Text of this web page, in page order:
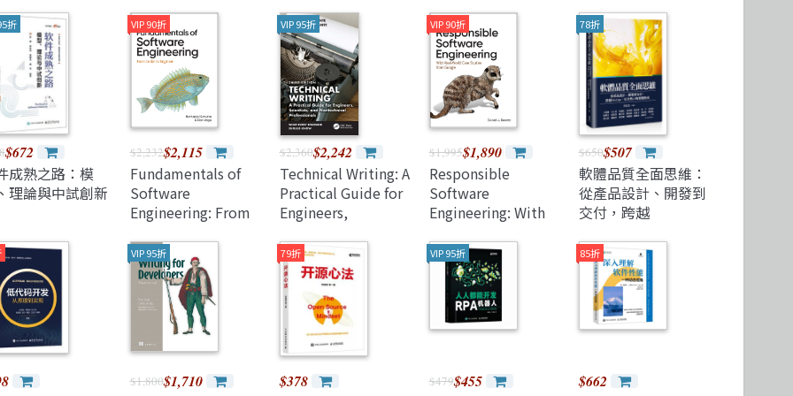
engine
Raspberry Pi Version Control
折
$672
成熟之路：模
理論與中試創新
VIP 90折
$2,232$2,115
Fundamentals of
Software
Engineering: From
(Paperback)
VIP 95折
$2,360$2,242
Technical Writing: A
Practical Guide for
Engineers,
Nontechnical
Professionals
VIP 90折
$1,995$1,890
Responsible
Software
Engineering: With
Studies from
Google
78折
$650$507
軟體品質全面思維：
從產品設計、開發到
交付，跨越
的實踐指南
VIP 95折
$1,800$1,710
79折
$378
VIP 95折
$479$455
85折
$662